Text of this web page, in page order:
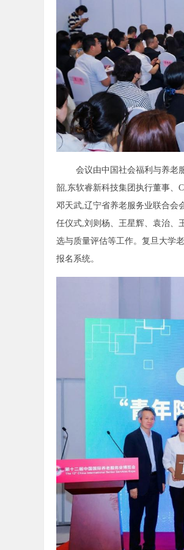
会议由中国社会福利与养老
韶,东软睿新科技集团执行董事、
邓天武,辽宁省养老服务业联合会
任仪式,刘则杨、王星辉、袁治、
选与质量评估等工作。复旦大学
报名系统。